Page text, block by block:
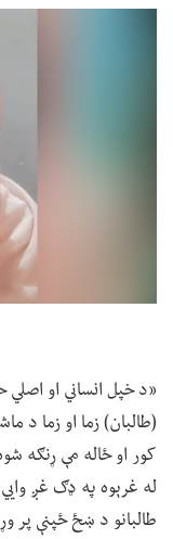
«د خپل انساني او اصلي
(طالبان) زما او زما د
کور او ځاله مې ړنګه
له غرېوه په ډګ غږ
طالبانو د ښځ ځپنې پر